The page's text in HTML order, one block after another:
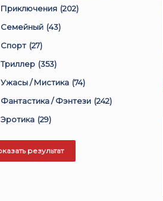
Приключения (202)
Семейный (43)
Спорт (27)
Триллер (353)
Ужасы / Мистика (74)
Фантастика / Фэнтези (242)
Эротика (29)